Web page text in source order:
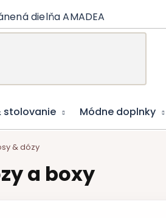
dielňa AMADEA
stolovanie Módne doplnky
& dózy
a boxy